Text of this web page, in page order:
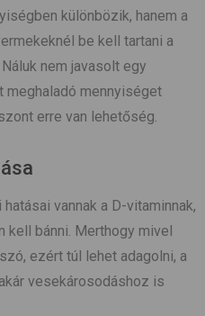
különbözik, hanem a
be kell tartani a
nem javasolt egy
meghaladó mennyiséget
erre van lehetőség.
vannak a D-vitaminnak,
kell bánni. Merthogy mivel
ezért túl lehet adagolni, a
vesekárosodáshoz is